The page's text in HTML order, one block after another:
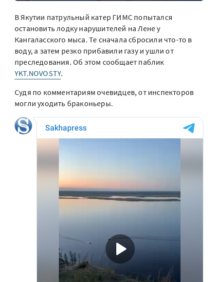
В Якутии патрульный катер ГИМС попытался
остановить лодку нарушителей на Лене у
Кангаласского мыса. Те сначала сбросили что-то в
воду, а затем резко прибавили газу и ушли от
преследования. Об этом сообщает паблик
YKT.NOVOSTY.
Судя по комментариям очевидцев, от инспекторов
могли уходить браконьеры.